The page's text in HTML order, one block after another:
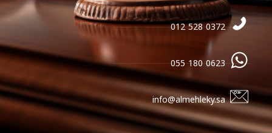
0372 528 012
0623 180 055
info@almehleky.sa